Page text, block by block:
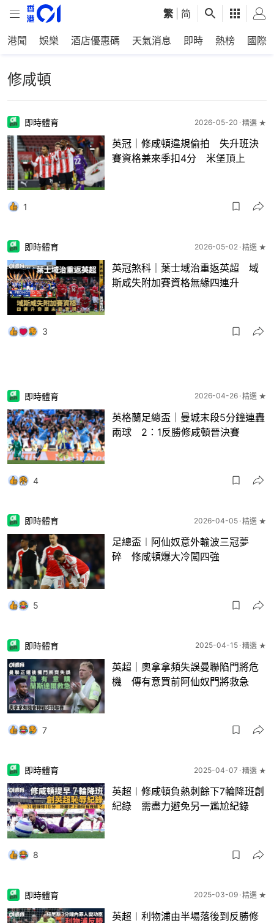
繁 简
港聞 娛樂 酒店優惠碼 天氣消息 即時 熱榜 國際
修咸頓
即時體育 2026-05-20 精選 ★
英冠｜修咸頓違規偷拍 失升班決
賽資格兼來季扣4分 米堡頂上
1
即時體育 2026-05-02 精選 ★
英冠煞科｜葉士域治重返英超 域
斯咸失附加賽資格無緣四連升
3
即時體育 2026-04-26 精選 ★
英格蘭足總盃｜曼城末段5分鐘連轟
兩球 2：1反勝修咸頓晉決賽
4
即時體育 2026-04-05 精選 ★
足總盃︱阿仙奴意外輸波三冠夢
碎 修咸頓爆大冷闖四強
5
即時體育 2025-04-15 精選 ★
英超｜奧拿拿頻失誤曼聯陷門將危
機 傳有意買前阿仙奴門將救急
7
即時體育 2025-04-07 精選 ★
英超︱修咸頓負熱刺餘下7輪降班創
紀錄 需盡力避免另一尷尬紀錄
8
即時體育 2025-03-09 精選 ★
英超︱利物浦由半場落後到反勝修